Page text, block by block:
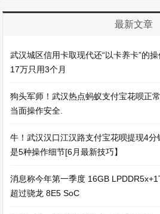
最新文章
武汉城区信用卡取现代还“以卡养卡”的
17万只用3个月
狗头军师！武汉热点蚂蚁支付宝花呗正
当面操作安全.
牛！武汉汉口江汉路支付宝花呗提现4
是5种操作细节[6月最新技巧】
消息称今年第一季度 16GB
超过骁龙 8E5 SoC